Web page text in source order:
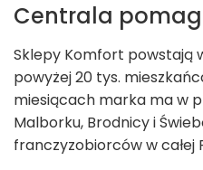
Centrala
Sklepy Komfort powstają
powyżej 20 tys.
miesiącach marka ma w
Malborku, Brodnicy i
franczyzobiorców w całej